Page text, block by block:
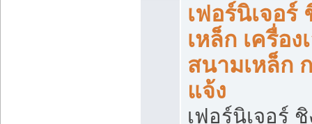
เฟอร์นิเจอร์
เหล็ก เครื่อง
สนามเหล็ก
แจ้ง
เฟอร์นิเจอร์